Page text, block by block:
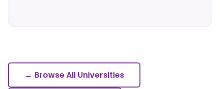
← Browse All Universities